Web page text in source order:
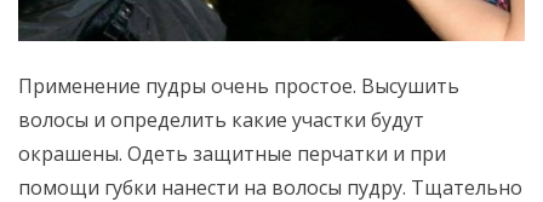
Применение пудры очень простое. Высушить
волосы и определить какие участки будут
окрашены. Одеть защитные перчатки и при
помощи губки нанести на волосы пудру. Тщательно